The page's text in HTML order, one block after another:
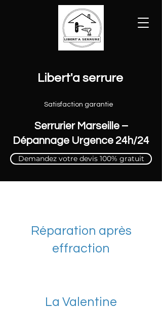
Satisfaction garantie
Libert'a serrure
Serrurier Marseille –
Dépannage Urgence 24h/24
Demandez votre devis 100% gratuit
Réparation après
effraction
La Valentine